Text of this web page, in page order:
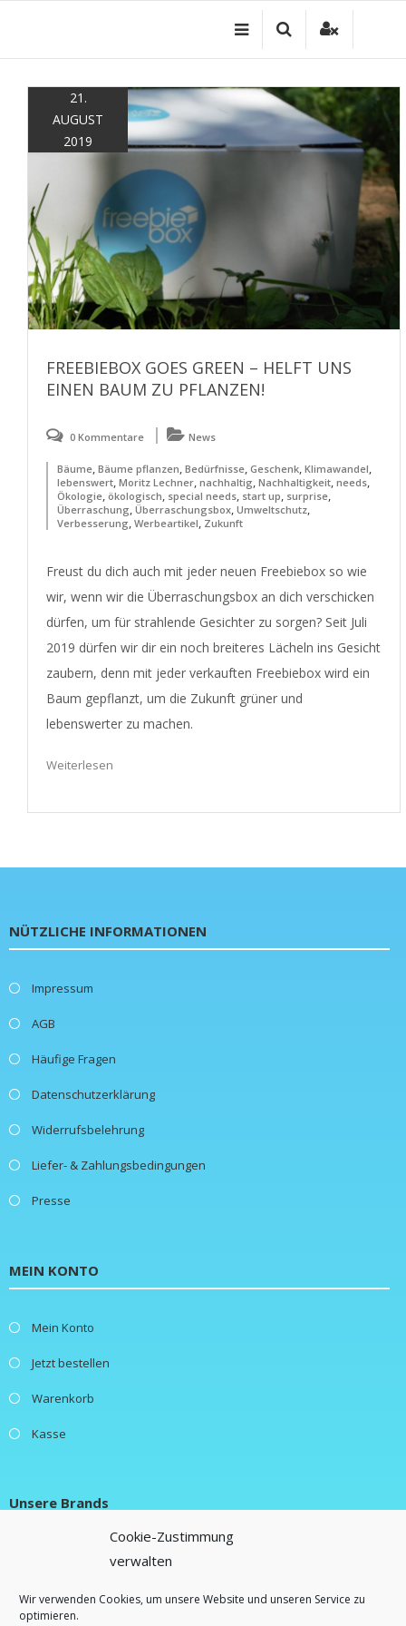
Cookie-Zustimmung
verwalten
Wir verwenden Cookies, um unsere Website und unseren Service zu
optimieren.
21.
AUGUST
2019
FREEBIEBOX GOES GREEN – HELFT UNS
EINEN BAUM ZU PFLANZEN!
0 Kommentare News
Bäume,Bäume pflanzen,Bedürfnisse,Geschenk,Klimawandel,
lebenswert,Moritz Lechner,nachhaltig,Nachhaltigkeit,needs,
Ökologie,ökologisch, special needs, start up, surprise,
Überraschung,Überraschungsbox,Umweltschutz,
Verbesserung,Werbeartikel, Zukunft
Freust du dich auch mit jeder neuen Freebiebox so wie
wir, wenn wir die Überraschungsbox an dich verschicken
dürfen, um für strahlende Gesichter zu sorgen? Seit Juli
2019 dürfen wir dir ein noch breiteres Lächeln ins Gesicht
zaubern, denn mit jeder verkauften Freebiebox wird ein
Baum gepflanzt, um die Zukunft grüner und
lebenswerter zu machen.
Weiterlesen
NÜTZLICHE INFORMATIONEN
Impressum
AGB
Häufige Fragen
Datenschutzerklärung
Widerrufsbelehrung
Liefer- & Zahlungsbedingungen
Presse
MEIN KONTO
Mein Konto
Jetzt bestellen
Warenkorb
Kasse
Unsere Brands
Lifestylebox